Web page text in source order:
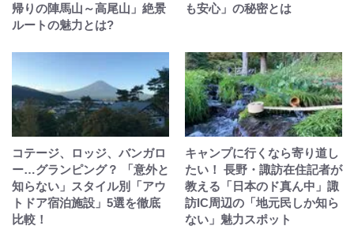
帰りの陣馬山～高尾山」絶景
ルートの魅力とは?
も安心」の秘密とは
コテージ、ロッジ、バンガロ
ー…グランピング？ 「意外と
知らない」スタイル別「アウ
トドア宿泊施設」5選を徹底
比較！
キャンプに行くなら寄り道し
たい！ 長野・諏訪在住記者が
教える「日本のド真ん中」諏
訪IC周辺の「地元民しか知ら
ない」魅力スポット